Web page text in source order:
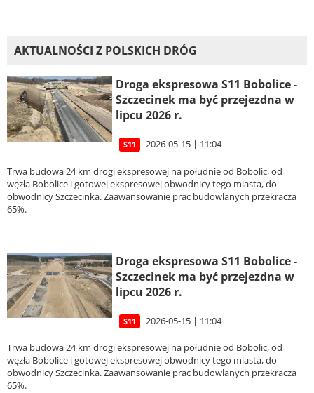
AKTUALNOŚCI Z POLSKICH DRÓG
Droga ekspresowa S11 Bobolice -
Szczecinek ma być przejezdna w
lipcu 2026 r.
S11 2026-05-15 | 11:04
Trwa budowa 24 km drogi ekspresowej na południe od Bobolic, od
węzła Bobolice i gotowej ekspresowej obwodnicy tego miasta, do
obwodnicy Szczecinka. Zaawansowanie prac budowlanych przekracza
65%.
Droga ekspresowa S11 Bobolice -
Szczecinek ma być przejezdna w
lipcu 2026 r.
S11 2026-05-15 | 11:04
Trwa budowa 24 km drogi ekspresowej na południe od Bobolic, od
węzła Bobolice i gotowej ekspresowej obwodnicy tego miasta, do
obwodnicy Szczecinka. Zaawansowanie prac budowlanych przekracza
65%.